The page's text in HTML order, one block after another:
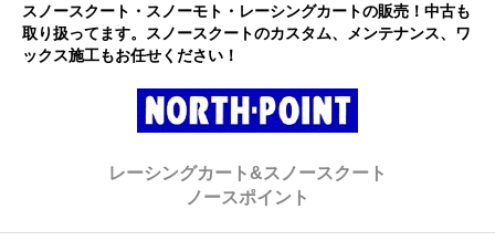
プ
スノースクート・スノーモト・レーシングカートの販売！中古も
取り扱ってます。スノースクートのカスタム、メンテナンス、ワ
ックス施工もお任せください！
ト ノースポイント
レーシングカート&スノースクート
ノースポイント